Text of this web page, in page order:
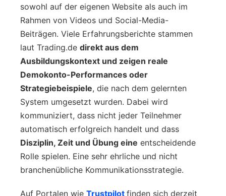
sowohl auf der eigenen Website als auch im
Rahmen von Videos und Social-Media-
Beiträgen. Viele Erfahrungsberichte stammen
laut Trading.de direkt aus dem
Ausbildungskontext und zeigen reale
Demokonto-Performances oder
Strategiebeispiele, die nach dem gelernten
System umgesetzt wurden. Dabei wird
kommuniziert, dass nicht jeder Teilnehmer
automatisch erfolgreich handelt und dass
Disziplin, Zeit und Übung eine entscheidende
Rolle spielen. Eine sehr ehrliche und nicht
branchenübliche Kommunikationsstrategie.
Auf Portalen wie Trustpilot finden sich derzeit